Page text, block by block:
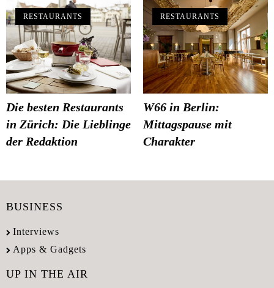
RESTAURANTS
Die besten Restaurants
in Zürich: Die Lieblinge
der Redaktion
RESTAURANTS
W66 in Berlin:
Mittagspause mit
Charakter
BUSINESS
Interviews
Apps & Gadgets
UP IN THE AIR